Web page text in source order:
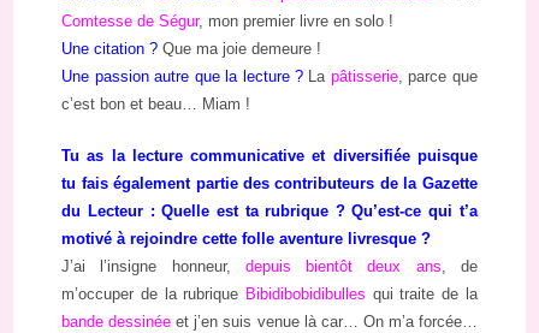
Comtesse de Ségur, mon premier livre en solo !
Une citation ? Que ma joie demeure !
Une passion autre que la lecture ?La pâtisserie, parce que
c’est bon et beau… Miam !
Tu as la lecture communicative et diversifiée puisque
tu fais également partie des contributeurs de la Gazette
du Lecteur : Quelle est ta rubrique ? Qu’est-ce qui t’a
motivé à rejoindre cette folle aventure livresque ?
J’ai l’insigne honneur, depuis bientôt deux ans, de
m’occuper de la rubrique Bibidibobidibulles qui traite de la
bande dessinée et j’en suis venue là car… On m’a forcée…